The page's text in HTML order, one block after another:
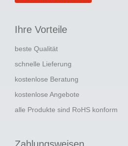
Ihre Vorteile
beste Qualität
schnelle Lieferung
kostenlose Beratung
kostenlose Angebote
alle Produkte sind RoHS konform